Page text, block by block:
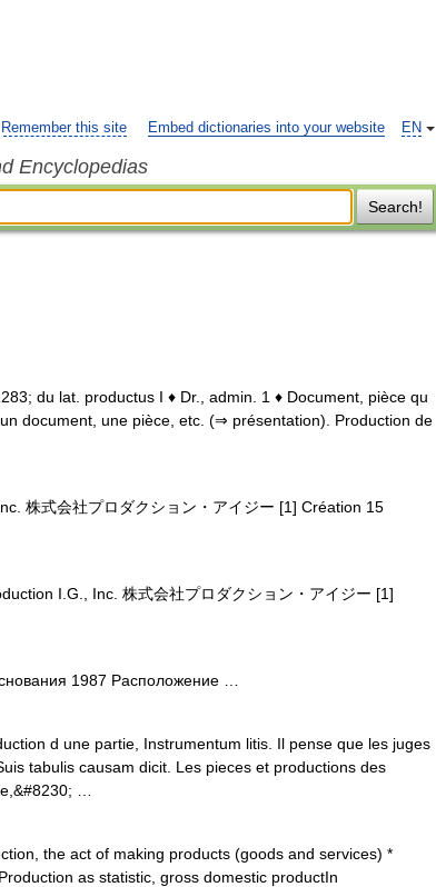
EN
Remember this site Embed dictionaries into your website
Encyclopedias
Search!
du lat. productus I ♦ Dr., admin. 1 ♦ Document, pièce qu
document, une pièce, etc. (⇒ présentation). Production de
株式会社プロダクション・アイジー [1] Création 15
I.G., Inc. 株式会社プロダクション・アイジー [1]
1987 Расположение …
d une partie, Instrumentum litis. Il pense que les juges
tabulis causam dicit. Les pieces et productions des
…
the act of making products (goods and services) *
as statistic, gross domestic productIn